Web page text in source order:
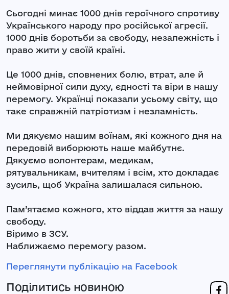
Сьогодні минає 1000 днів героїчного спротиву
Українського народу про російської агресії.
1000 днів боротьби за свободу, незалежність і
право жити у своїй країні.
Це 1000 днів, сповнених болю, втрат, але й
неймовірної сили духу, єдності та віри в нашу
перемогу. Українці показали усьому світу, що
таке справжній патріотизм і незламність.
Ми дякуємо нашим воїнам, які кожного дня на
передовій виборюють наше майбутнє.
Дякуємо волонтерам, медикам,
рятувальникам, вчителям і всім, хто докладає
зусиль, щоб Україна залишалася сильною.
Пам’ятаємо кожного, хто віддав життя за нашу
свободу.
Віримо в ЗСУ.
Наближаємо перемогу разом.
Переглянути публікацію на Facebook
Поділитись новиною